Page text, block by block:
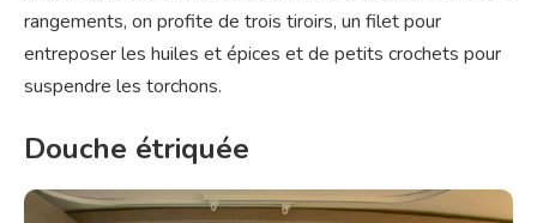
rangements, on profite de trois tiroirs, un filet pour
entreposer les huiles et épices et de petits crochets pour
suspendre les torchons.
Douche étriquée